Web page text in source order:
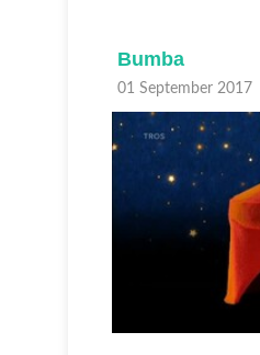
Bumba
01 September 2017